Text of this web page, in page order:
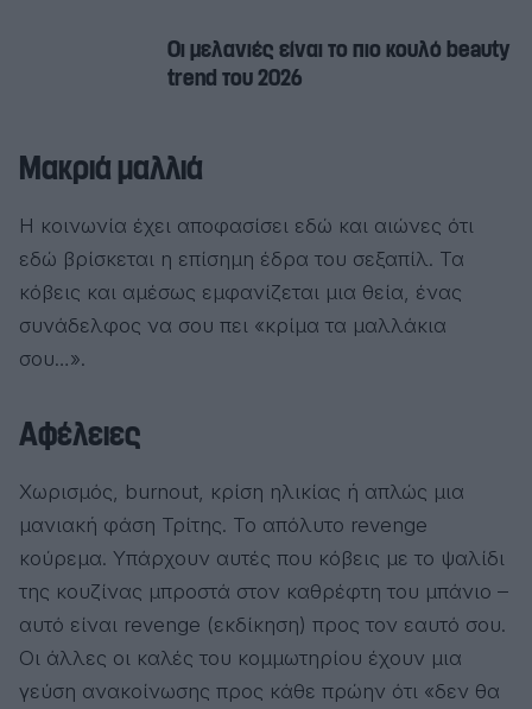
Οι μελανιές είναι το πιο κουλό beauty
trend του 2026
Mακριά μαλλιά
Η κοινωνία έχει αποφασίσει εδώ και αιώνες ότι
εδώ βρίσκεται η επίσημη έδρα του σεξαπίλ. Τα
κόβεις και αμέσως εμφανίζεται μια θεία, ένας
συνάδελφος να σου πει «κρίμα τα μαλλάκια
σου…».
Αφέλειες
Χωρισμός, burnout, κρίση ηλικίας ή απλώς μια
μανιακή φάση Τρίτης. Το απόλυτο revenge
κούρεμα. Υπάρχουν αυτές που κόβεις με το ψαλίδι
της κουζίνας μπροστά στον καθρέφτη του μπάνιο –
αυτό είναι revenge (εκδίκηση) προς τον εαυτό σου.
Οι άλλες οι καλές του κομμωτηρίου έχουν μια
γεύση ανακοίνωσης προς κάθε πρώην ότι «δεν θα